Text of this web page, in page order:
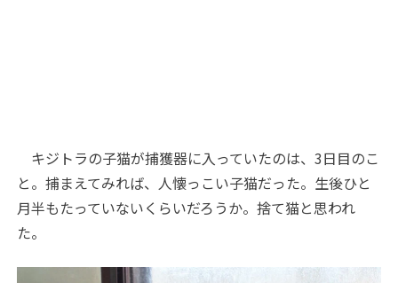
キジトラの子猫が捕獲器に入っていたのは、3日目のこ
と。捕まえてみれば、人懐っこい子猫だった。生後ひと
月半もたっていないくらいだろうか。捨て猫と思われ
た。